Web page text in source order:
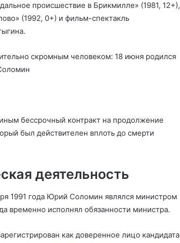
происшествие в Брикмилле» (1981, 12+),
(1992, 0+) и фильм-спектакль
бессрочный контракт на продолжение
был действителен вплоть до смерти
деятельность
1991 года Юрий Соломин являлся министром
временно исполнял обязанности министра.
как доверенное лицо кандидата